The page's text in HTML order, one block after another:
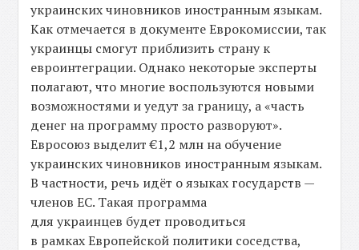
украинских чиновников иностранным языкам.
Как отмечается в документе Еврокомиссии, так
украинцы смогут приблизить страну к
евроинтеграции. Однако некоторые эксперты
полагают, что многие воспользуются новыми
возможностями и уедут за границу, а «часть
денег на программу просто разворуют».
Евросоюз выделит €1,2 млн на обучение
украинских чиновников иностранным языкам.
В частности, речь идёт о языках государств —
членов ЕС. Такая программа
для украинцев будет проводиться
в рамках Европейской политики соседства,